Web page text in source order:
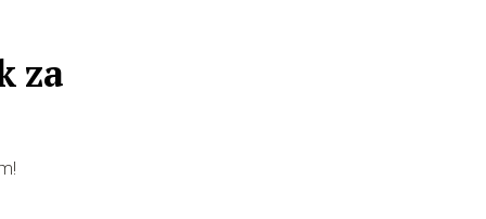
za